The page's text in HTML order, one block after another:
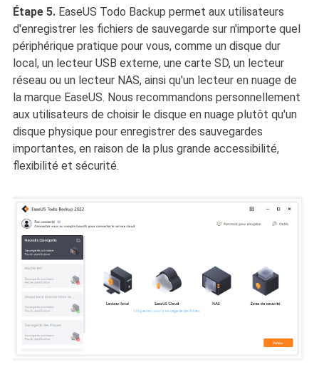
Étape 5.EaseUS Todo Backup permet aux utilisateurs
d'enregistrer les fichiers de sauvegarde sur n'importe quel
périphérique pratique pour vous, comme un disque dur
local, un lecteur USB externe, une carte SD, un lecteur
réseau ou un lecteur NAS, ainsi qu'un lecteur en nuage de
la marque EaseUS. Nous recommandons personnellement
aux utilisateurs de choisir le disque en nuage plutôt qu'un
disque physique pour enregistrer des sauvegardes
importantes, en raison de la plus grande accessibilité,
flexibilité et sécurité.